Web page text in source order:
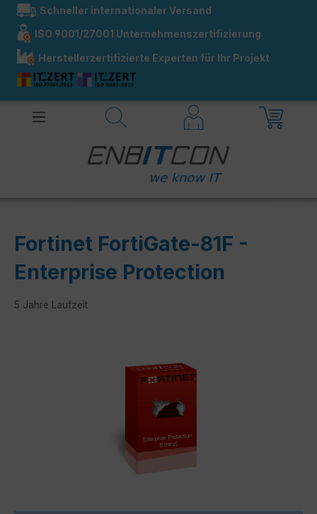
springen
Schneller internationaler Versand
ISO 9001/27001 Unternehmenszertifizierung
Herstellerzertifizierte Experten für Ihr Projekt
Fortinet FortiGate-81F -
Enterprise Protection
5 Jahre Laufzeit